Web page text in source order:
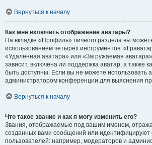
Вернуться к началу
Как мне включить отображение аватары?
На вкладке «Профиль» личного раздела вы
использованием четырёх инструментов:
«Удалённая аватара» или «Загружаемая
зависит, включена ли поддержка аватар, а также
быть доступны. Если вы не можете использовать
администратором конференции для выяснения
Вернуться к началу
Что такое звание и как я могу изменить его?
Звания, отображаемые под вашим именем,
созданных вами сообщений или
пользователей: например, модераторов и